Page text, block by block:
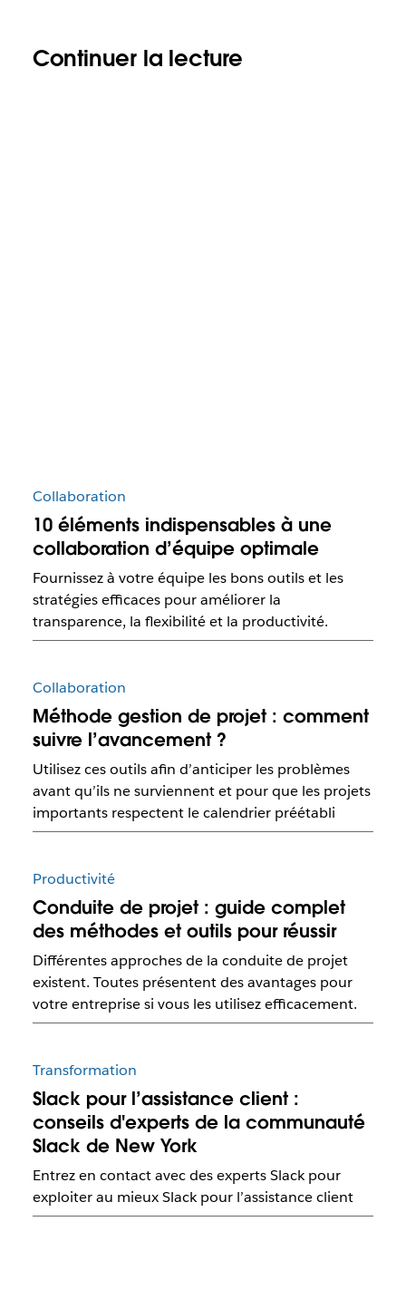
Continuer la lecture
Collaboration
10 éléments indispensables à une
collaboration d’équipe optimale
Fournissez à votre équipe les bons outils et les
stratégies efficaces pour améliorer la
transparence, la flexibilité et la productivité.
Collaboration
Méthode gestion de projet : comment
suivre l’avancement ?
Utilisez ces outils afin d’anticiper les problèmes
avant qu’ils ne surviennent et pour que les projets
importants respectent le calendrier préétabli
Productivité
Conduite de projet : guide complet
des méthodes et outils pour réussir
Différentes approches de la conduite de projet
existent. Toutes présentent des avantages pour
votre entreprise si vous les utilisez efficacement.
Transformation
Slack pour l’assistance client :
conseils d'experts de la communauté
Slack de New York
Entrez en contact avec des experts Slack pour
exploiter au mieux Slack pour l’assistance client